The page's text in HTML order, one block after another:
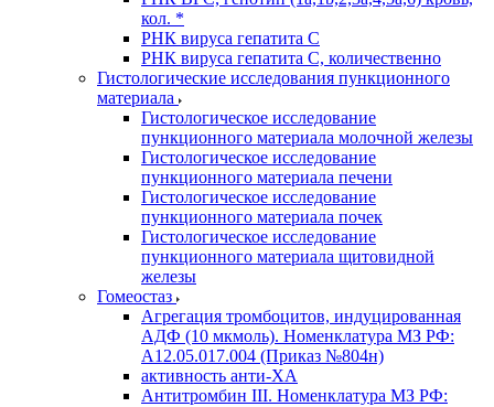
кол. *
РНК вируса гепатита C
РНК вируса гепатита C, количественно
Гистологические исследования пункционного
материала
Гистологическое исследование
пункционного материала молочной железы
Гистологическое исследование
пункционного материала печени
Гистологическое исследование
пункционного материала почек
Гистологическое исследование
пункционного материала щитовидной
железы
Гомеостаз
Агрегация тромбоцитов, индуцированная
АДФ (10 мкмоль). Номенклатура МЗ РФ:
A12.05.017.004 (Приказ №804н)
активность анти-ХА
Антитромбин III. Номенклатура МЗ РФ: